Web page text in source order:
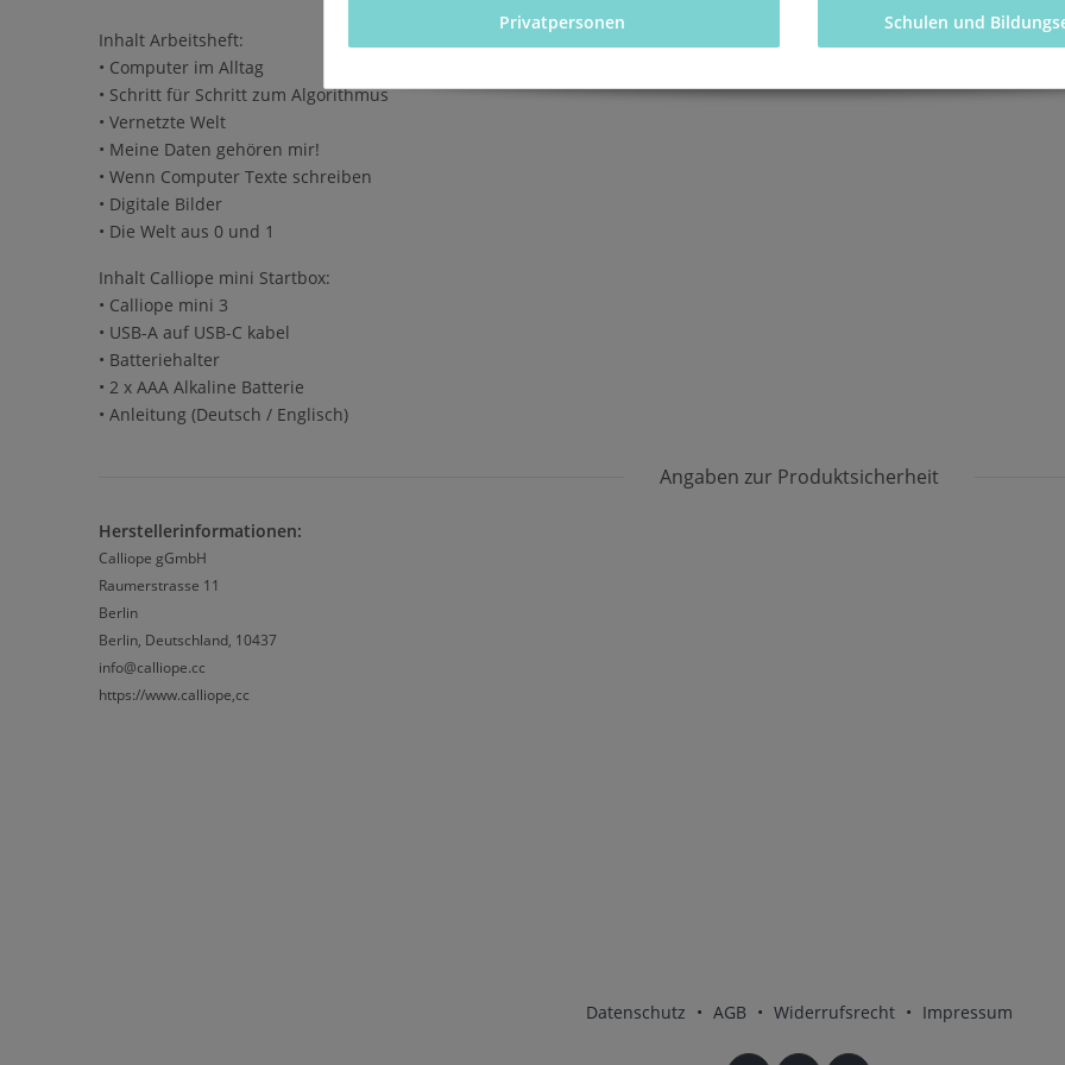
Inhalt Arbeitsheft:
• Computer im Alltag
• Schritt für Schritt zum Algorithmus
• Vernetzte Welt
• Meine Daten gehören mir!
• Wenn Computer Texte schreiben
• Digitale Bilder
• Die Welt aus 0 und 1
Inhalt Calliope mini Startbox:
• Calliope mini 3
• USB-A auf USB-C kabel
• Batteriehalter
• 2 x AAA Alkaline Batterie
• Anleitung (Deutsch / Englisch)
Angaben zur Produktsicherheit
Herstellerinformationen:
Calliope gGmbH
Raumerstrasse 11
Berlin
Berlin, Deutschland, 10437
info@calliope.cc
https://www.calliope,cc
Datenschutz • AGB • Widerrufsrecht • Impressum
Privatpersonen Schulen und